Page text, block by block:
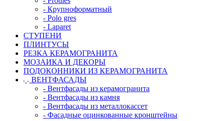
- Крупноформатный
- Polo gres
- Laparet
СТУПЕНИ
ПЛИНТУСЫ
РЕЗКА КЕРАМОГРАНИТА
МОЗАИКА И ДЕКОРЫ
ПОДОКОННИКИ ИЗ КЕРАМОГРАНИТА
ВЕНТФАСАДЫ
- Вентфасады из керамогранита
- Вентфасады из камня
- Вентфасады из металлокассет
- Фасадные оцинкованные кронштейны